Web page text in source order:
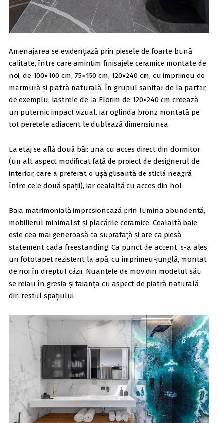
Amenajarea se evidențiază prin piesele de foarte bună
calitate, între care amintim finisajele ceramice montate de
noi, de 100×100 cm, 75×150 cm, 120×240 cm, cu imprimeu de
marmură și piatră naturală. În grupul sanitar de la parter,
de exemplu, lastrele de la Florim de 120×240 cm creează
un puternic impact vizual, iar oglinda bronz montată pe
tot peretele adiacent le dublează dimensiunea.
La etaj se află două băi: una cu acces direct din dormitor
(un alt aspect modificat față de proiect de designerul de
interior, care a preferat o ușă glisantă de sticlă neagră
între cele două spații), iar cealaltă cu acces din hol.
Baia matrimonială impresionează prin lumina abundentă,
mobilierul minimalist și placările ceramice. Cealaltă baie
este cea mai generoasă ca suprafață și are ca piesă
statement cada freestanding. Ca punct de accent, s-a ales
un fototapet rezistent la apă, cu imprimeu-junglă, montat
de noi în dreptul căzii. Nuanțele de mov din modelul său
se reiau în gresia și faianța cu aspect de piatră naturală
din restul spațiului.